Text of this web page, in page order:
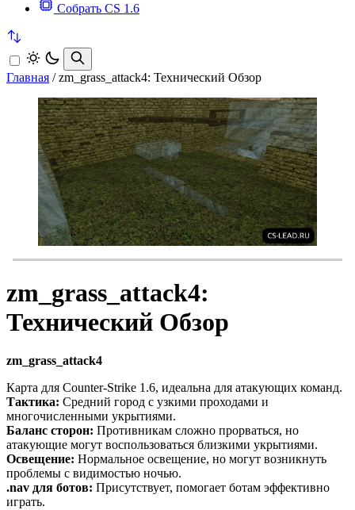
Собрать CS 1.6
Главная / zm_grass_attack4: Технический Обзор
zm_grass_attack4:
Технический Обзор
zm_grass_attack4
Карта для Counter-Strike 1.6, идеальна для атакующих команд.
Тактика: Средний город с узкими проходами и
многочисленными укрытиями.
Баланс сторон: Противникам сложно прорваться, но
атакующие могут воспользоваться близкими укрытиями.
Освещение: Нормальное освещение, но могут возникнуть
проблемы с видимостью ночью.
.nav для ботов: Присутствует, помогает ботам эффективно
играть.